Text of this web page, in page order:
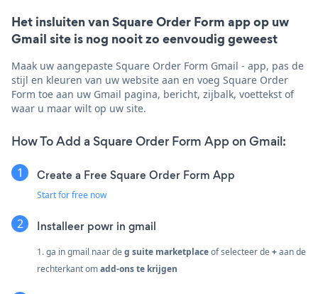
Het insluiten van Square Order Form app op uw
Gmail site is nog nooit zo eenvoudig geweest
Maak uw aangepaste Square Order Form Gmail - app, pas de
stijl en kleuren van uw website aan en voeg Square Order
Form toe aan uw Gmail pagina, bericht, zijbalk, voettekst of
waar u maar wilt op uw site.
How To Add a Square Order Form App on Gmail:
Create a Free Square Order Form App
Start for free now
Installeer powr in gmail
1. ga in gmail naar deg suite marketplaceof selecteer de+aan de
rechterkant omadd-ons te krijgen